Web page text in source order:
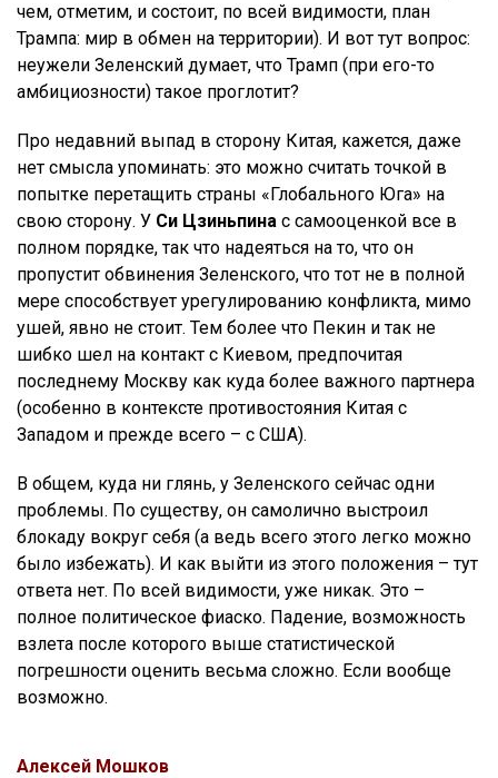
чем, отметим, и состоит, по всей видимости, план
Трампа: мир в обмен на территории). И вот тут вопрос:
неужели Зеленский думает, что Трамп (при его-то
амбициозности) такое проглотит?
Про недавний выпад в сторону Китая, кажется, даже
нет смысла упоминать: это можно считать точкой в
попытке перетащить страны «Глобального Юга» на
свою сторону. У Си Цзиньпина с самооценкой все в
полном порядке, так что надеяться на то, что он
пропустит обвинения Зеленского, что тот не в полной
мере способствует урегулированию конфликта, мимо
ушей, явно не стоит. Тем более что Пекин и так не
шибко шел на контакт с Киевом, предпочитая
последнему Москву как куда более важного партнера
(особенно в контексте противостояния Китая с
Западом и прежде всего – с США).
В общем, куда ни глянь, у Зеленского сейчас одни
проблемы. По существу, он самолично выстроил
блокаду вокруг себя (а ведь всего этого легко можно
было избежать). И как выйти из этого положения – тут
ответа нет. По всей видимости, уже никак. Это –
полное политическое фиаско. Падение, возможность
взлета после которого выше статистической
погрешности оценить весьма сложно. Если вообще
возможно.
Алексей Мошков